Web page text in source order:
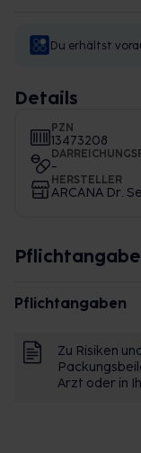
Du erhältst
Details
PZN
13473208
-
HERSTELLER
ARCANA Dr.
Pflichtangaben
Zu Risiken
Arzt oder in